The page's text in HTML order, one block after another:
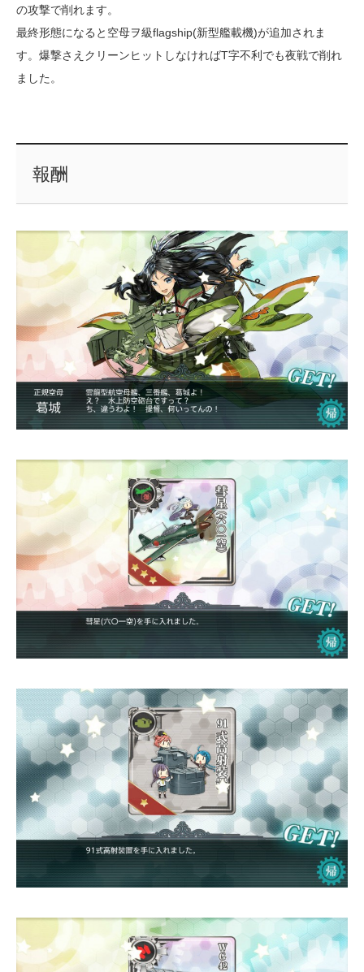
の攻撃で削れます。
最終形態になると空母ヲ級flagship(新型艦載機)が追加されま
す。爆撃さえクリーンヒットしなければT字不利でも夜戦で削れ
ました。
報酬